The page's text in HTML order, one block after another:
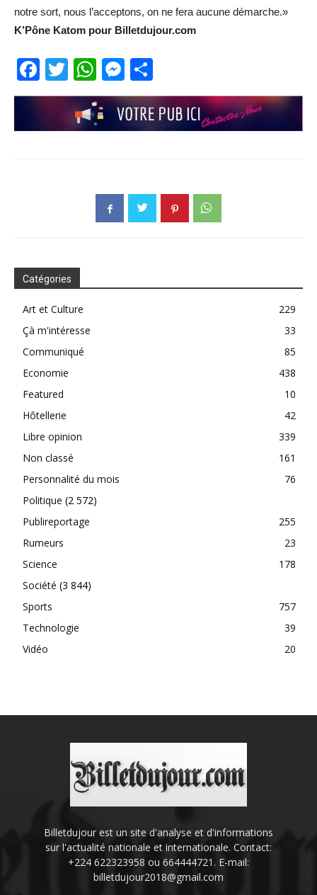
notre sort, nous l’acceptons, on ne fera aucune démarche.»
K’Pône Katom pour Billetdujour.com
Facebook
Twitter
WhatsApp
Messenger
Catégories
Art et Culture
229
Çà m'intéresse
33
Communiqué
85
Economie
438
Featured
10
Hôtellerie
42
Libre opinion
339
Non classé
161
Personnalité du mois
76
Politique (2 572)
Publireportage
255
Rumeurs
23
Science
178
Société (3 844)
Sports
757
Technologie
39
Vidéo
20
Billetdujour est un site d'analyse et d'informations
sur l'actualité nationale et internationale. Contact:
+224 622323958 ou 664444721. E-mail:
billetdujour2018@gmail.com